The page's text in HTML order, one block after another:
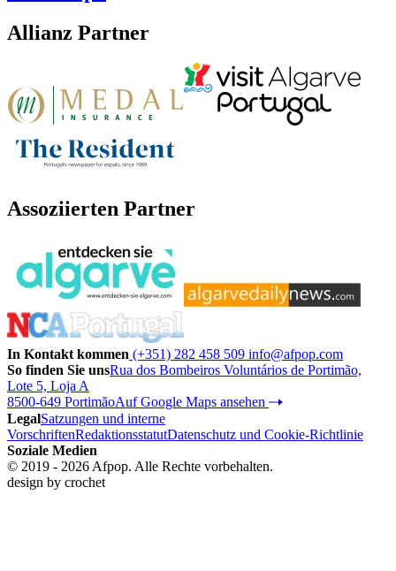
Allianz Partner
Assoziierten Partner
In Kontakt kommen (+351) 282 458 509 info@afpop.com
So finden Sie unsRua dos Bombeiros Voluntários de Portimão,
Lote 5, Loja A
8500-649 PortimãoAuf Google Maps ansehen
LegalSatzungen und interne
VorschriftenRedaktionsstatutDatenschutz und Cookie-Richtlinie
Soziale Medien
© 2019 - 2026 Afpop. Alle Rechte vorbehalten.
design by crochet